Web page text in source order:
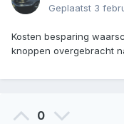
Geplaatst 3
Kosten besparing
knoppen overgebracht
0